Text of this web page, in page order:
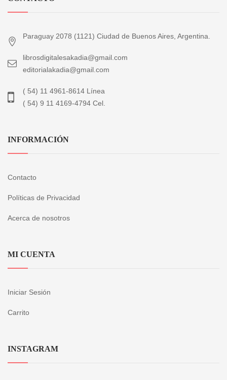
Paraguay 2078 (1121) Ciudad de Buenos Aires, Argentina.
librosdigitalesakadia@gmail.com
editorialakadia@gmail.com
( 54) 11 4961-8614 Línea
( 54) 9 11 4169-4794 Cel.
INFORMACIÓN
Contacto
Políticas de Privacidad
Acerca de nosotros
MI CUENTA
Iniciar Sesión
Carrito
INSTAGRAM